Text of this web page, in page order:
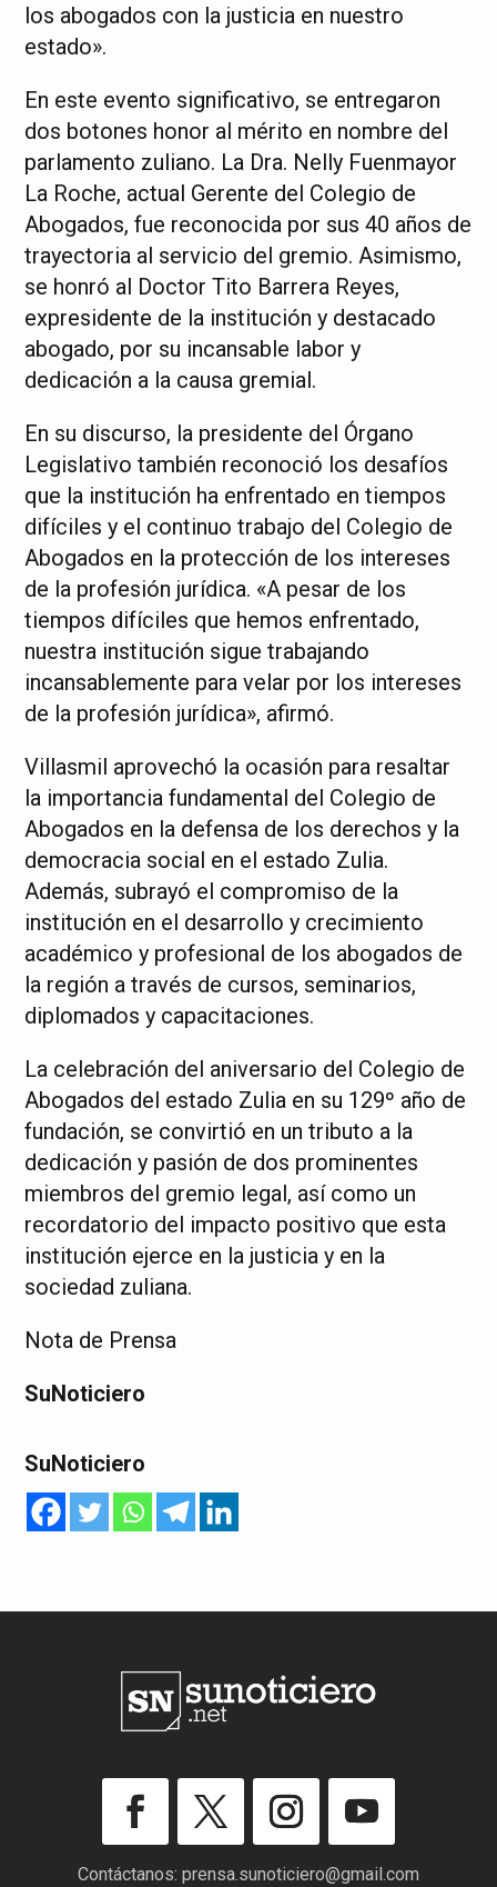
los abogados con la justicia en nuestro
estado».
En este evento significativo, se entregaron
dos botones honor al mérito en nombre del
parlamento zuliano. La Dra. Nelly Fuenmayor
La Roche, actual Gerente del Colegio de
Abogados, fue reconocida por sus 40 años de
trayectoria al servicio del gremio. Asimismo,
se honró al Doctor Tito Barrera Reyes,
expresidente de la institución y destacado
abogado, por su incansable labor y
dedicación a la causa gremial.
En su discurso, la presidente del Órgano
Legislativo también reconoció los desafíos
que la institución ha enfrentado en tiempos
difíciles y el continuo trabajo del Colegio de
Abogados en la protección de los intereses
de la profesión jurídica. «A pesar de los
tiempos difíciles que hemos enfrentado,
nuestra institución sigue trabajando
incansablemente para velar por los intereses
de la profesión jurídica», afirmó.
Villasmil aprovechó la ocasión para resaltar
la importancia fundamental del Colegio de
Abogados en la defensa de los derechos y la
democracia social en el estado Zulia.
Además, subrayó el compromiso de la
institución en el desarrollo y crecimiento
académico y profesional de los abogados de
la región a través de cursos, seminarios,
diplomados y capacitaciones.
La celebración del aniversario del Colegio de
Abogados del estado Zulia en su 129º año de
fundación, se convirtió en un tributo a la
dedicación y pasión de dos prominentes
miembros del gremio legal, así como un
recordatorio del impacto positivo que esta
institución ejerce en la justicia y en la
sociedad zuliana.
Nota de Prensa
SuNoticiero
SuNoticiero
Contáctanos: prensa.sunoticiero@gmail.com